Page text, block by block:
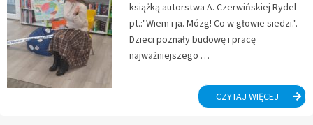
książką autorstwa A. Czerwińskiej Rydel
pt.:"Wiem i ja. Mózg! Co w głowie siedzi.".
Dzieci poznały budowę i pracę
najważniejszego …
CZYTAJ WIĘCEJ AKCJA
„CAŁA